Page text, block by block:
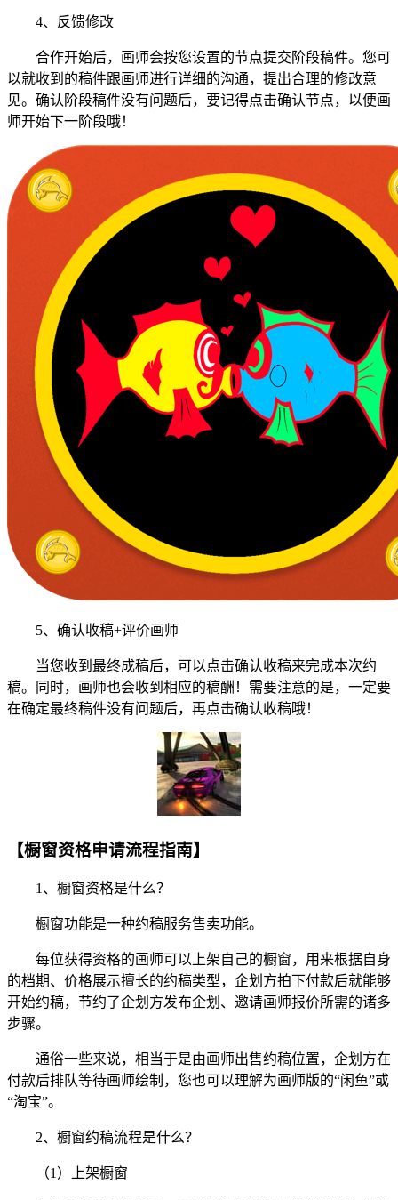
4、反馈修改
合作开始后，画师会按您设置的节点提交阶段稿件。您可
以就收到的稿件跟画师进行详细的沟通，提出合理的修改意
见。确认阶段稿件没有问题后，要记得点击确认节点，以便画
师开始下一阶段哦！
5、确认收稿+评价画师
当您收到最终成稿后，可以点击确认收稿来完成本次约
稿。同时，画师也会收到相应的稿酬！需要注意的是，一定要
在确定最终稿件没有问题后，再点击确认收稿哦！
【橱窗资格申请流程指南】
1、橱窗资格是什么？
橱窗功能是一种约稿服务售卖功能。
每位获得资格的画师可以上架自己的橱窗，用来根据自身
的档期、价格展示擅长的约稿类型，企划方拍下付款后就能够
开始约稿，节约了企划方发布企划、邀请画师报价所需的诸多
步骤。
通俗一些来说，相当于是由画师出售约稿位置，企划方在
付款后排队等待画师绘制，您也可以理解为画师版的“闲鱼”或
“淘宝”。
2、橱窗约稿流程是什么？
（1）上架橱窗